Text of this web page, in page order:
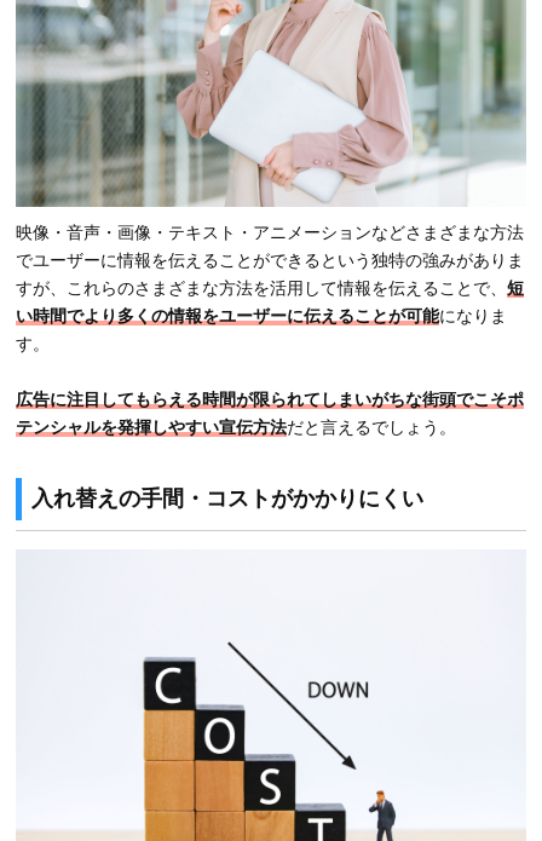
映像・音声・画像・テキスト・アニメーションなどさまざまな方法
でユーザーに情報を伝えることができるという独特の強みがありま
すが、これらのさまざまな方法を活用して情報を伝えることで、短
い時間でより多くの情報をユーザーに伝えることが可能になりま
す。
広告に注目してもらえる時間が限られてしまいがちな街頭でこそポ
テンシャルを発揮しやすい宣伝方法だと言えるでしょう。
入れ替えの手間・コストがかかりにくい